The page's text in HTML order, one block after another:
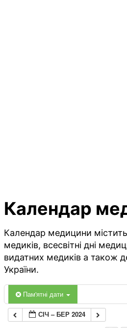
Календар
Календар медицини містить
медиків, всесвітні дні
видатних медиків а також
України.
Пам'ятні дати
СІЧ – БЕР 2024